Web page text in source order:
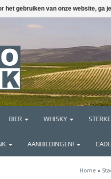
BIER WHISKY
AANBIEDINGEN!
Home »
het gebruiken van onze website, ga